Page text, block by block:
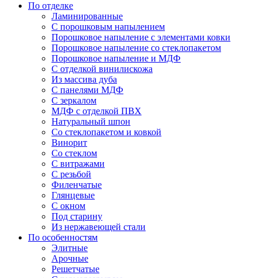
По отделке
Ламинированные
С порошковым напылением
Порошковое напыление с элементами ковки
Порошковое напыление со стеклопакетом
Порошковое напыление и МДФ
С отделкой винилискожа
Из массива дуба
С панелями МДФ
С зеркалом
МДФ с отделкой ПВХ
Натуральный шпон
Со стеклопакетом и ковкой
Винорит
Со стеклом
С витражами
С резьбой
Филенчатые
Глянцевые
С окном
Под старину
Из нержавеющей стали
По особенностям
Элитные
Арочные
Решетчатые